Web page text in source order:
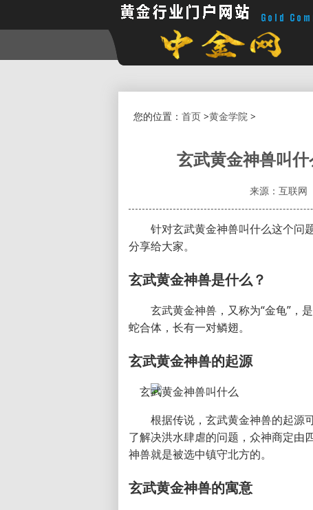
您的位置： 首页>黄金学院 >
玄武黄金神兽叫
来源：互联网
针对玄武黄金神兽叫什么这个问
分享给大家。
玄武黄金神兽是什么？
玄武黄金神兽，又称为“金龟”，
蛇合体，长有一对鳞翅。
玄武黄金神兽的起源
根据传说，玄武黄金神兽的起源
了解决洪水肆虐的问题，众神商定由
神兽就是被选中镇守北方的。
玄武黄金神兽的寓意